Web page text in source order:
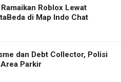
Roblox Lewat
di Map Indo Chat
dan Debt Collector, Polisi
Parkir